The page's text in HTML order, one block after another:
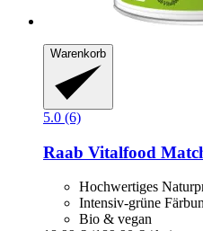
Warenkorb
5.0 (6)
Raab Vitalfood
Hochwertiges
Intensiv-grüne
Bio & vegan